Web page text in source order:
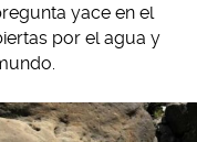
yace en el
por el agua y